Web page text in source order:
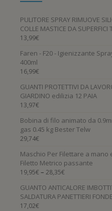
PULITORE SPRAY RIMUOVE
COLLE MASTICE DA SUPERFICI
13,99€
Faren - F20 - Igienizzante
400ml
16,99€
GUANTI PROTETTIVI DA
GIARDINO edilizia 12 PAIA
13,97€
Bobina di filo animato da
gas 0.45 kg Bester Telw
29,74€
Maschio Per Filettare a mano
Filetto Metrico passante
19,95€ – 28,35€
GUANTO ANTICALORE
SALDATURA PANETTIERI
17,02€